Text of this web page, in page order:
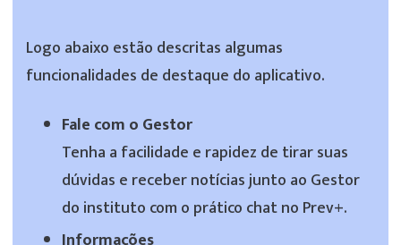
Logo abaixo estão descritas algumas
funcionalidades de destaque do aplicativo.
Fale com o Gestor
Tenha a facilidade e rapidez de tirar suas
dúvidas e receber notícias junto ao Gestor
do instituto com o prático chat no Prev+.